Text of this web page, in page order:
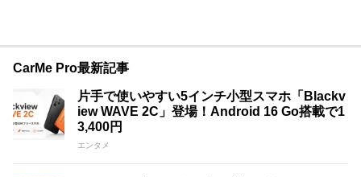
CarMe Pro最新記事
片手で使いやすい5インチ小型スマホ「Blackv
iew WAVE 2C」登場！Android 16 Go搭載で1
3,400円
エンタメ